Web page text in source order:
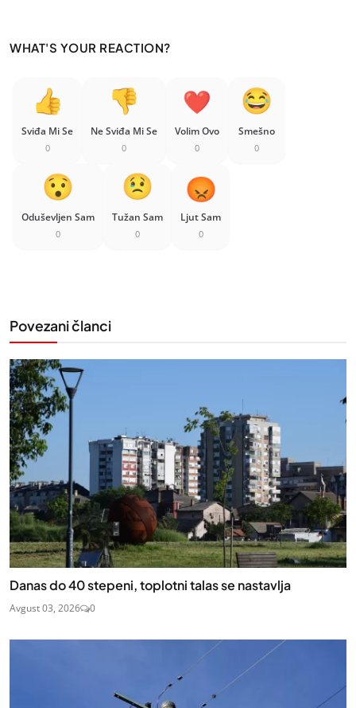
WHAT'S YOUR REACTION?
Sviđa Mi Se
0
Ne Sviđa Mi Se
0
Volim Ovo
0
Smešno
0
Oduševljen Sam
0
Tužan Sam
0
Ljut Sam
0
Povezani članci
Danas do 40 stepeni, toplotni talas se nastavlja
Avgust 03, 2026 0